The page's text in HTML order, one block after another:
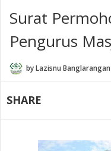
Surat
Pengurus
byLazisnu Banglarangan
SHARE